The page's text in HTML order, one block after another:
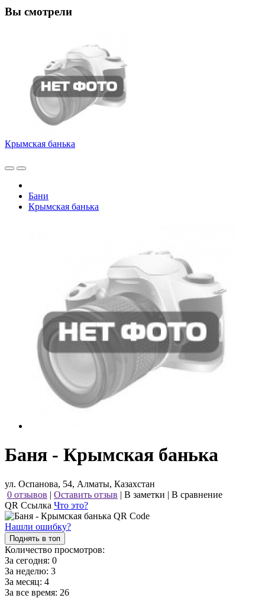
Вы смотрели
Крымская банька
Бани
Крымская банька
Баня - Крымская банька
ул. Оспанова, 54, Алматы, Казахстан
0 отзывов | Оставить отзыв | В заметки | В сравнение
QR Ссылка Что это?
Нашли ошибку?
Поднять в топ
Количество просмотров:
За сегодня: 0
За неделю: 3
За месяц: 4
За все время: 26